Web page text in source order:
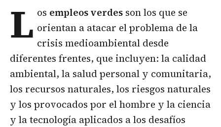
L os empleos verdes son los que se
orientan a atacar el problema de la
crisis medioambiental desde
diferentes frentes, que incluyen: la calidad
ambiental, la salud personal y comunitaria,
los recursos naturales, los riesgos naturales
y los provocados por el hombre y la ciencia
y la tecnología aplicados a los desafíos